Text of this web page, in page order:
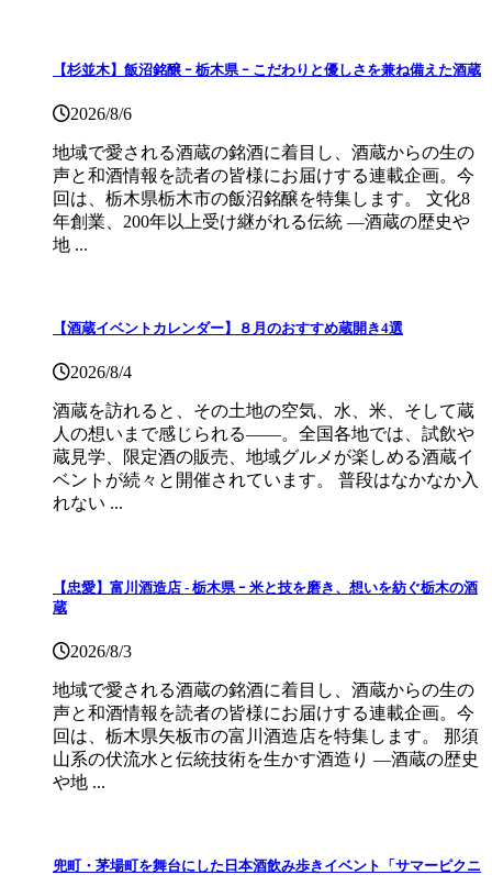
【杉並木】飯沼銘醸 ｰ 栃木県 ｰ こだわりと優しさを兼ね備えた酒蔵
2026/8/6
地域で愛される酒蔵の銘酒に着目し、酒蔵からの生の
声と和酒情報を読者の皆様にお届けする連載企画。今
回は、栃木県栃木市の飯沼銘醸を特集します。 文化8
年創業、200年以上受け継がれる伝統 ―酒蔵の歴史や
地 ...
【酒蔵イベントカレンダー】８月のおすすめ蔵開き4選
2026/8/4
酒蔵を訪れると、その土地の空気、水、米、そして蔵
人の想いまで感じられる——。全国各地では、試飲や
蔵見学、限定酒の販売、地域グルメが楽しめる酒蔵イ
ベントが続々と開催されています。 普段はなかなか入
れない ...
【忠愛】富川酒造店 ‐ 栃木県 ｰ 米と技を磨き、想いを紡ぐ栃木の酒
蔵
2026/8/3
地域で愛される酒蔵の銘酒に着目し、酒蔵からの生の
声と和酒情報を読者の皆様にお届けする連載企画。今
回は、栃木県矢板市の富川酒造店を特集します。 那須
山系の伏流水と伝統技術を生かす酒造り ―酒蔵の歴史
や地 ...
兜町・茅場町を舞台にした日本酒飲み歩きイベント「サマーピクニ